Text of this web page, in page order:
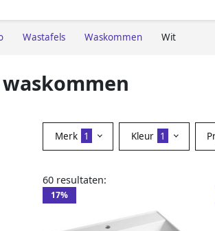
Wastafels Waskommen Wit
Merk 1 Kleur 1
60 resultaten:
17%